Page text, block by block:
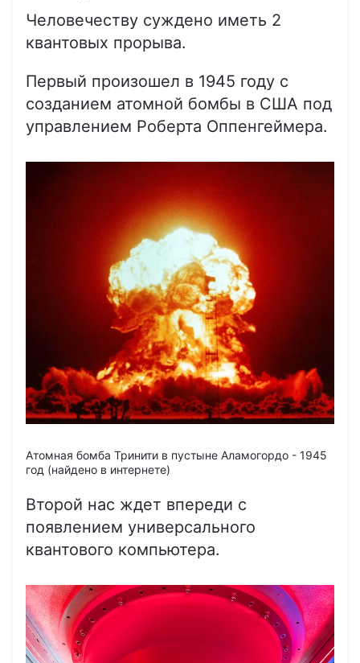
Человечеству суждено иметь 2
квантовых прорыва.
Первый произошел в 1945 году с
созданием атомной бомбы в США под
управлением Роберта Оппенгеймера.
Атомная бомба Тринити в пустыне Аламогордо - 1945
год (найдено в интернете)
Второй нас ждет впереди с
появлением универсального
квантового компьютера.